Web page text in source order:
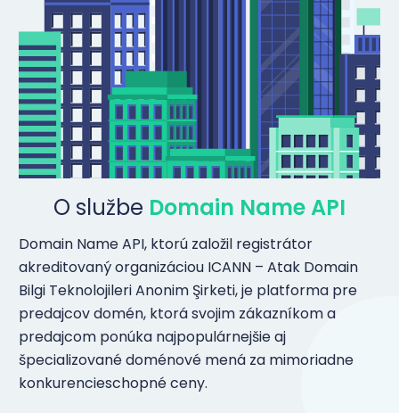
O službe Domain Name API
Domain Name API, ktorú založil registrátor
akreditovaný organizáciou ICANN – Atak Domain
Bilgi Teknolojileri Anonim Şirketi, je platforma pre
predajcov domén, ktorá svojim zákazníkom a
predajcom ponúka najpopulárnejšie aj
špecializované doménové mená za mimoriadne
konkurencieschopné ceny.